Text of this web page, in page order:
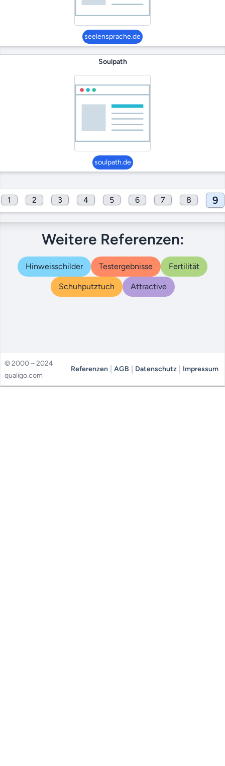
seelensprache.de
Soulpath
soulpath.de
1 2 3 4 5 6 7 8 9
Weitere Referenzen:
Hinweisschilder Testergebnisse Fertilität
Schuhputztuch Attractive
© 2000 – 2024
qualigo.com
Referenzen AGB Datenschutz Impressum